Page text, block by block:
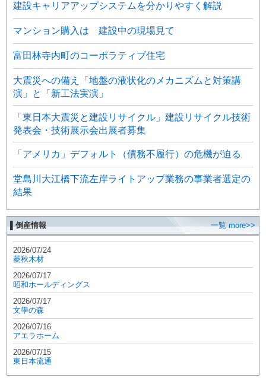
建設キャリアアップシステムを分かりやすく解説
マンション購入は 建設中の現場見て
富田林寺内町のコーポラティブ住宅
大震災への備え「地盤の液状化のメカニズムと対策講
演」と「新工法実演」
「東日本大震災と建設リサイクル」建設リサイクル技術
発表会・技術展示会出展者募集
「アメリカ」デフォルト（債務不履行）の危機が迫る
堂島川大江橋下流左岸ライトアップ業務の事業者選定の
結果
▌倒産情報 一覧 more>>
2026/07/24
菱秋木材
2026/07/17
昭和ホールディングス
2026/07/17
文學の森
2026/07/16
アエラホーム
2026/07/15
東日本流通